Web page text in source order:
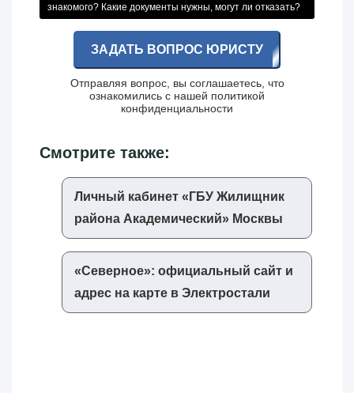
знакомого? Какие документы нужны, могут ли отказать?
ЗАДАТЬ ВОПРОС ЮРИСТУ
Отправляя вопрос, вы соглашаетесь, что
ознакомились с нашей политикой
конфиденциальности
Смотрите также:
Личный кабинет «‎ГБУ Жилищник
района Академический»‎ Москвы
«‎Северное»‎: официальный сайт и
адрес на карте в Электростали